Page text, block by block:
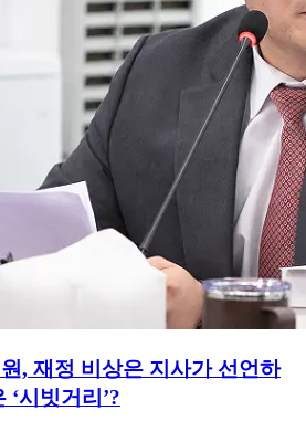
, 재정 비상은 지사가 선언하
‘시빗거리’?